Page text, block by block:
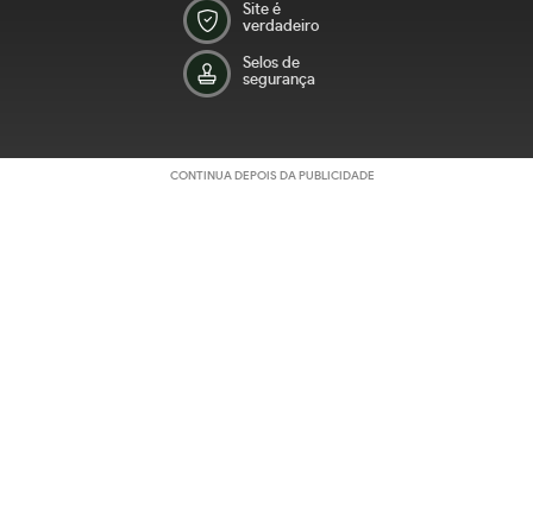
Site é
verdadeiro
Selos de
segurança
CONTINUA DEPOIS DA PUBLICIDADE